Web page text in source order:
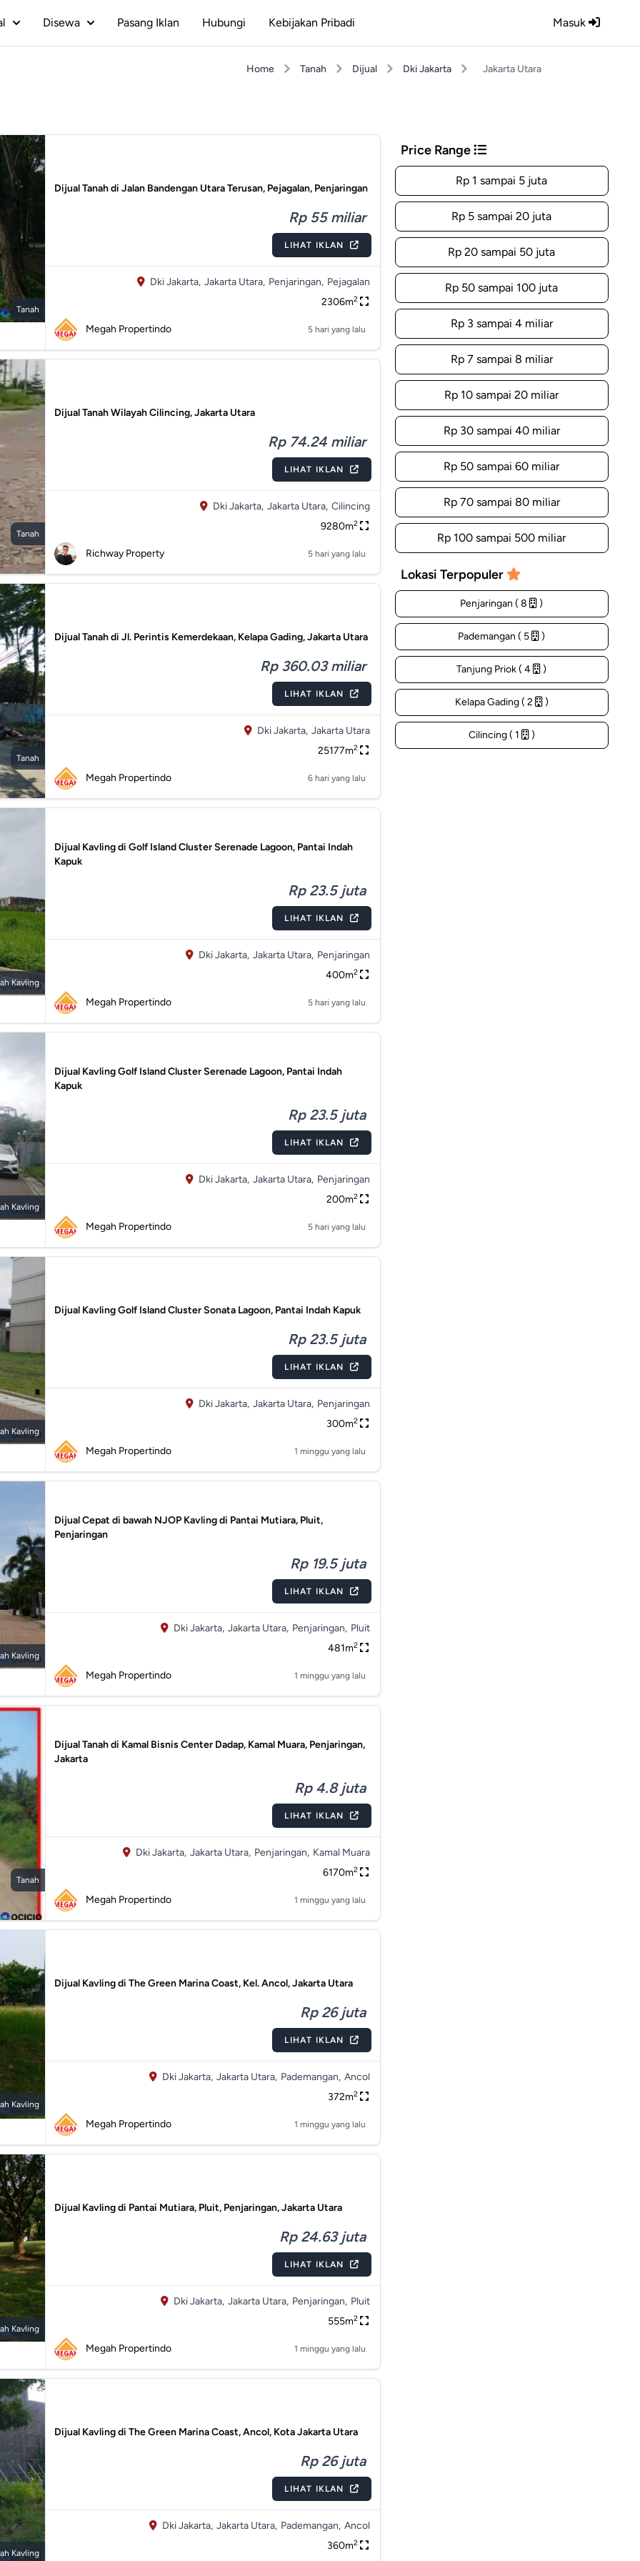
Masuk
Disewa Pasang Iklan Hubungi Kebijakan Pribadi
Home Tanah Dijual Dki Jakarta Jakarta Utara
Tanah
Dijual Tanah di Jalan Bandengan Utara Terusan, Pejagalan, Penjaringan
Rp 55 miliar
LIHAT IKLAN
Dki Jakarta, Jakarta Utara, Penjaringan, Pejagalan
2306m2
Megah Propertindo 5 hari yang lalu
Tanah
Dijual Tanah Wilayah Cilincing, Jakarta Utara
Rp 74.24 miliar
LIHAT IKLAN
Dki Jakarta, Jakarta Utara, Cilincing
9280m2
Richway Property 5 hari yang lalu
Tanah
Dijual Tanah di Jl. Perintis Kemerdekaan, Kelapa Gading, Jakarta Utara
Rp 360.03 miliar
LIHAT IKLAN
Dki Jakarta, Jakarta Utara
25177m2
Megah Propertindo 6 hari yang lalu
Kavling
Dijual Kavling di Golf Island Cluster Serenade Lagoon, Pantai Indah
Kapuk
Rp 23.5 juta
LIHAT IKLAN
Dki Jakarta, Jakarta Utara, Penjaringan
400m2
Megah Propertindo 5 hari yang lalu
Kavling
Dijual Kavling Golf Island Cluster Serenade Lagoon, Pantai Indah
Kapuk
Rp 23.5 juta
LIHAT IKLAN
Dki Jakarta, Jakarta Utara, Penjaringan
200m2
Megah Propertindo 5 hari yang lalu
Kavling
Dijual Kavling Golf Island Cluster Sonata Lagoon, Pantai Indah Kapuk
Rp 23.5 juta
LIHAT IKLAN
Dki Jakarta, Jakarta Utara, Penjaringan
300m2
Megah Propertindo 1 minggu yang lalu
Kavling
Dijual Cepat di bawah NJOP Kavling di Pantai Mutiara, Pluit,
Penjaringan
Rp 19.5 juta
LIHAT IKLAN
Dki Jakarta, Jakarta Utara, Penjaringan, Pluit
481m2
Megah Propertindo 1 minggu yang lalu
Tanah
Dijual Tanah di Kamal Bisnis Center Dadap, Kamal Muara, Penjaringan,
Jakarta
Rp 4.8 juta
LIHAT IKLAN
Dki Jakarta, Jakarta Utara, Penjaringan, Kamal Muara
6170m2
Megah Propertindo 1 minggu yang lalu
Kavling
Dijual Kavling di The Green Marina Coast, Kel. Ancol, Jakarta Utara
Rp 26 juta
LIHAT IKLAN
Dki Jakarta, Jakarta Utara, Pademangan, Ancol
372m2
Megah Propertindo 1 minggu yang lalu
Kavling
Dijual Kavling di Pantai Mutiara, Pluit, Penjaringan, Jakarta Utara
Rp 24.63 juta
LIHAT IKLAN
Dki Jakarta, Jakarta Utara, Penjaringan, Pluit
555m2
Megah Propertindo 1 minggu yang lalu
Kavling
Dijual Kavling di The Green Marina Coast, Ancol, Kota Jakarta Utara
Rp 26 juta
LIHAT IKLAN
Dki Jakarta, Jakarta Utara, Pademangan, Ancol
360m2
Price Range
Rp 1 sampai 5 juta
Rp 5 sampai 20 juta
Rp 20 sampai 50 juta
Rp 50 sampai 100 juta
Rp 3 sampai 4 miliar
Rp 7 sampai 8 miliar
Rp 10 sampai 20 miliar
Rp 30 sampai 40 miliar
Rp 50 sampai 60 miliar
Rp 70 sampai 80 miliar
Rp 100 sampai 500 miliar
Lokasi Terpopuler
Penjaringan ( 8 )
Pademangan ( 5 )
Tanjung Priok ( 4 )
Kelapa Gading ( 2 )
Cilincing ( 1 )